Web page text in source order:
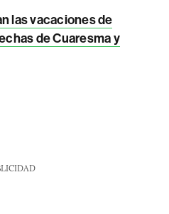
las vacaciones de
de Cuaresma y